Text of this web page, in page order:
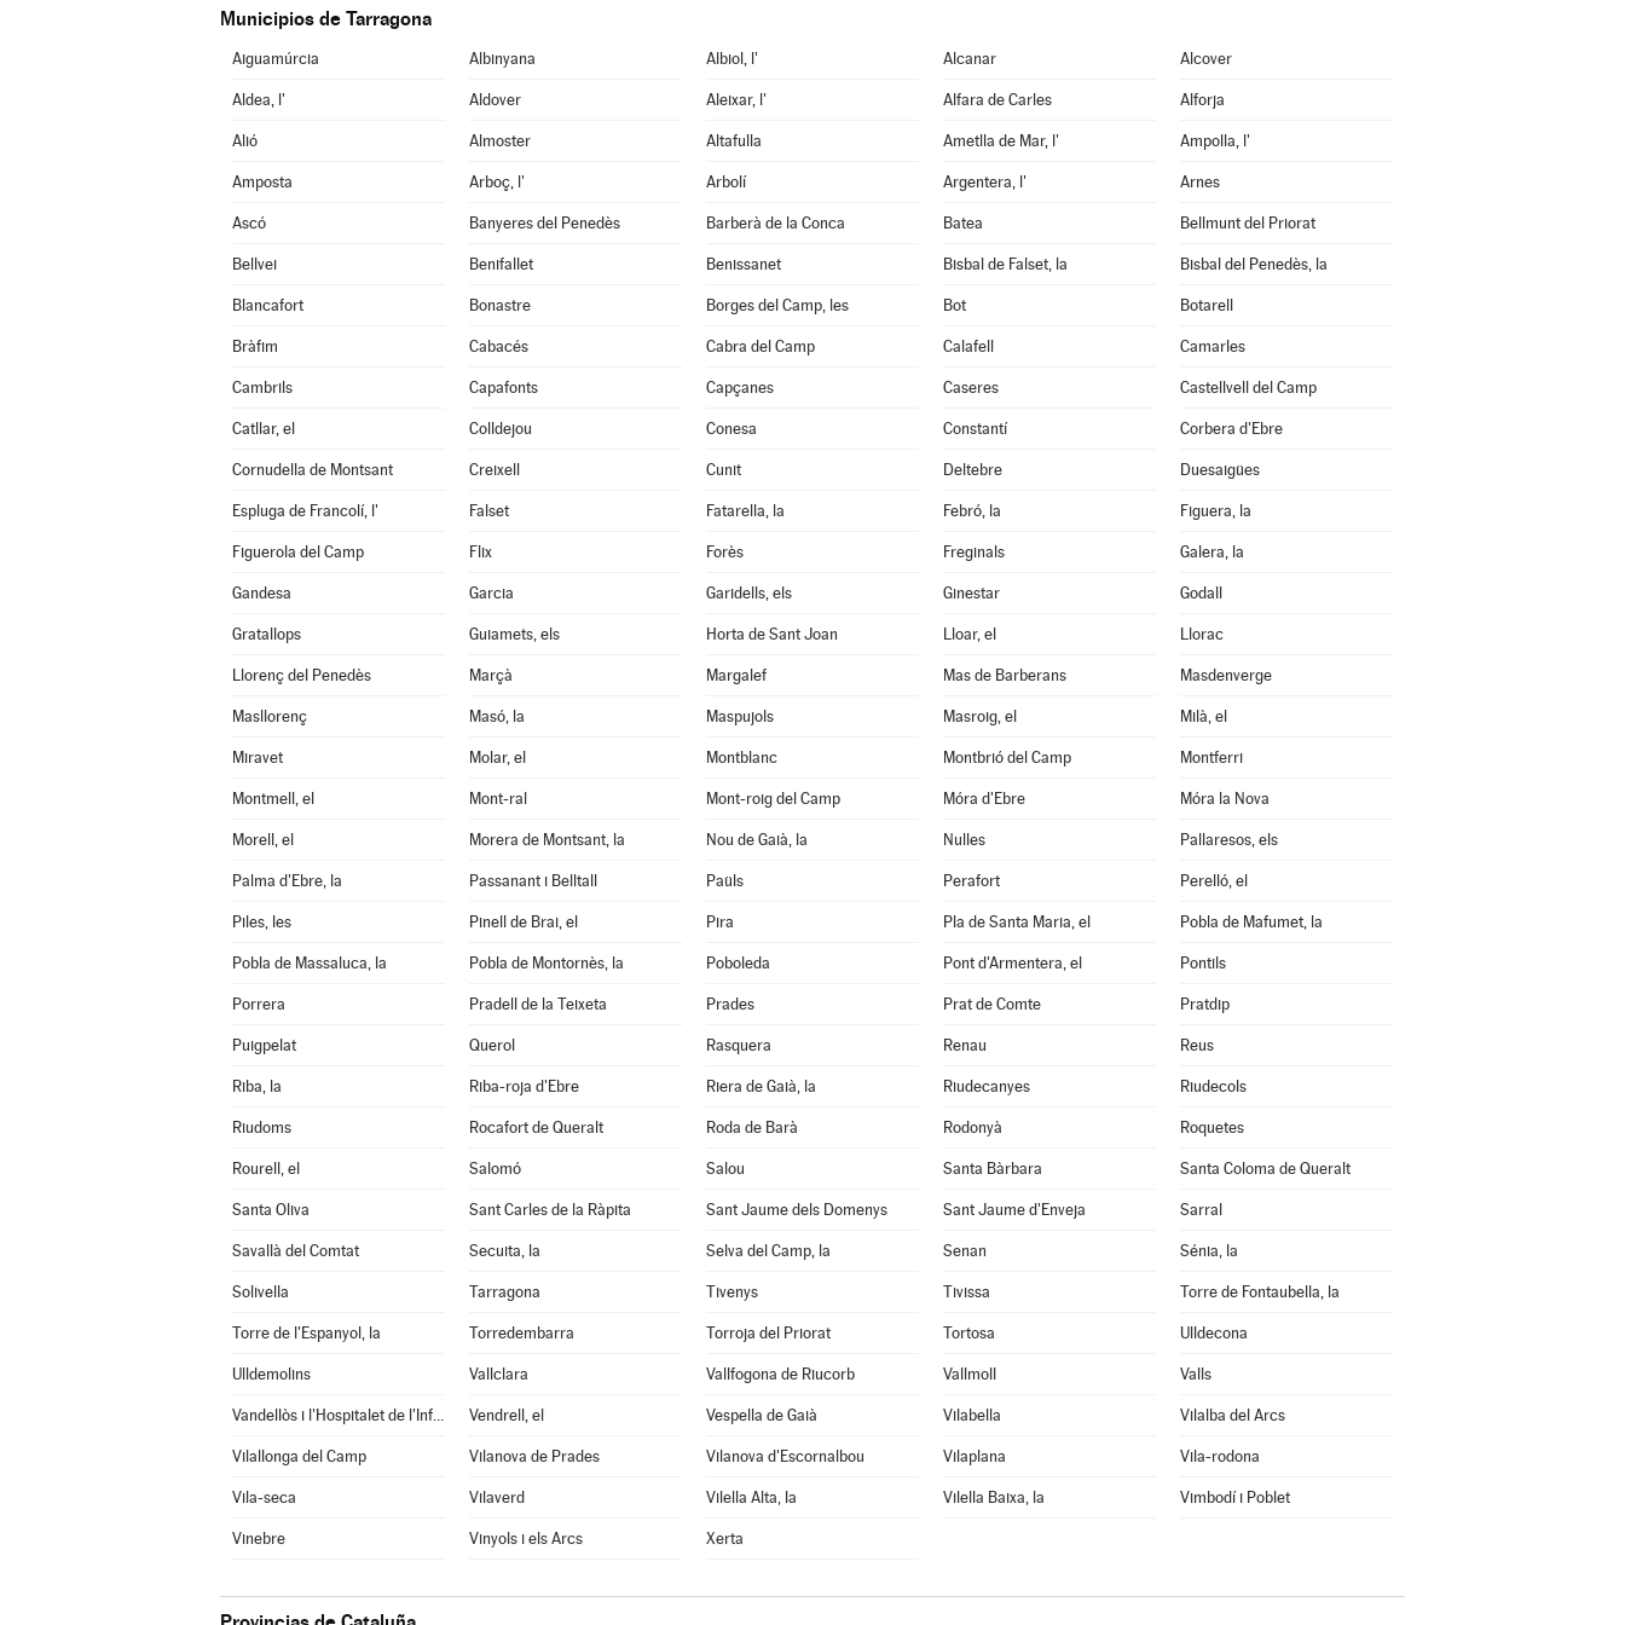
Municipios de Tarragona
Aiguamúrcia Albinyana Albiol, l' Alcanar Alcover
Aldea, l' Aldover Aleixar, l' Alfara de Carles Alforja
Alió Almoster Altafulla Ametlla de Mar, l' Ampolla, l'
Amposta Arboç, l' Arbolí Argentera, l' Arnes
Ascó Banyeres del Penedès Barberà de la Conca Batea Bellmunt del Priorat
Bellvei Benifallet Benissanet Bisbal de Falset, la Bisbal del Penedès, la
Blancafort Bonastre Borges del Camp, les Bot Botarell
Bràfim Cabacés Cabra del Camp Calafell Camarles
Cambrils Capafonts Capçanes Caseres Castellvell del Camp
Catllar, el Colldejou Conesa Constantí Corbera d'Ebre
Cornudella de Montsant Creixell Cunit Deltebre Duesaigües
Espluga de Francolí, l' Falset Fatarella, la Febró, la Figuera, la
Figuerola del Camp Flix Forès Freginals Galera, la
Gandesa Garcia Garidells, els Ginestar Godall
Gratallops Guiamets, els Horta de Sant Joan Lloar, el Llorac
Llorenç del Penedès Marçà Margalef Mas de Barberans Masdenverge
Masllorenç Masó, la Maspujols Masroig, el Milà, el
Miravet Molar, el Montblanc Montbrió del Camp Montferri
Montmell, el Mont-ral Mont-roig del Camp Móra d'Ebre Móra la Nova
Morell, el Morera de Montsant, la Nou de Gaià, la Nulles Pallaresos, els
Palma d'Ebre, la Passanant i Belltall Paüls Perafort Perelló, el
Piles, les Pinell de Brai, el Pira Pla de Santa Maria, el Pobla de Mafumet, la
Pobla de Massaluca, la Pobla de Montornès, la Poboleda Pont d'Armentera, el Pontils
Porrera Pradell de la Teixeta Prades Prat de Comte Pratdip
Puigpelat Querol Rasquera Renau Reus
Riba, la Riba-roja d'Ebre Riera de Gaià, la Riudecanyes Riudecols
Riudoms Rocafort de Queralt Roda de Barà Rodonyà Roquetes
Rourell, el Salomó Salou Santa Bàrbara Santa Coloma de Queralt
Santa Oliva Sant Carles de la Ràpita Sant Jaume dels Domenys Sant Jaume d'Enveja Sarral
Savallà del Comtat Secuita, la Selva del Camp, la Senan Sénia, la
Solivella Tarragona Tivenys Tivissa Torre de Fontaubella, la
Torre de l'Espanyol, la Torredembarra Torroja del Priorat Tortosa Ulldecona
Ulldemolins Vallclara Vallfogona de Riucorb Vallmoll Valls
Vandellòs i l'Hospitalet de l'Infant Vendrell, el Vespella de Gaià Vilabella Vilalba del Arcs
Vilallonga del Camp Vilanova de Prades Vilanova d'Escornalbou Vilaplana Vila-rodona
Vila-seca Vilaverd Vilella Alta, la Vilella Baixa, la Vimbodí i Poblet
Vinebre Vinyols i els Arcs Xerta